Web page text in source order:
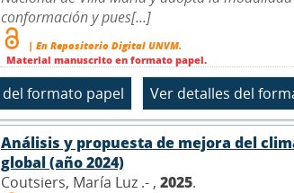
conformación y pues[...]
| En Repositorio Digital UNVM.
Material manuscrito en formato papel.
Análisis y propuesta de mejora del
global (año 2024)
Coutsiers, María Luz .- , 2025.